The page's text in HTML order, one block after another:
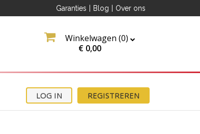
Garanties Blog Over ons
Winkelwagen (0)
€ 0,00
REGISTREREN
LOG IN